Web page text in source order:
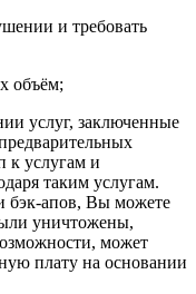
и требовать
объём;
услуг, заключенные
к услугам и
таким услугам.
бэк-апов, Вы можете
уничтожены,
может
плату на основании